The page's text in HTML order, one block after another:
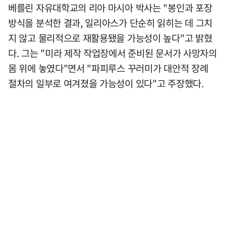
베를린 자유대학교의 리아 마시아 박사는 "봉인과 포장
방식을 분석한 결과, 일리아스가 단순히 읽히는 데 그치
지 않고 물리적으로 재활용됐을 가능성이 높다"고 밝혔
다. 그는 "미라 제작 작업장에서 준비된 문서가 사망자의
몸 위에 놓였다"면서 "파피루스 꾸러미가 대안적 장례
절차의 일부로 여겨졌을 가능성이 있다"고 주장했다.